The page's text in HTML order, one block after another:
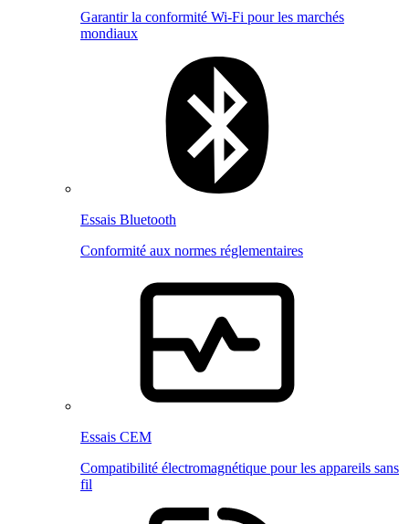
Garantir la conformité Wi-Fi pour les marchés
mondiaux
Essais Bluetooth
Conformité aux normes réglementaires
Essais CEM
Compatibilité électromagnétique pour les appareils sans
fil